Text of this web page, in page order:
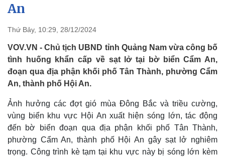
Quốc hội
An
Thứ Bảy, 10:29, 28/12/2024
VOV.VN - Chủ tịch UBND tỉnh Quảng Nam vừa công bố
tình huống khẩn cấp về sạt lở tại bờ biển Cẩm An,
đoạn qua địa phận khối phố Tân Thành, phường Cẩm
An, thành phố Hội An.
Ảnh hưởng các đợt gió mùa Đông Bắc và triều cường,
vùng biển khu vực Hội An xuất hiện sóng lớn, tác động
đến bờ biển đoạn qua địa phận khối phố Tân Thành,
phường Cẩm An, thành phố Hội An gây sạt lở nghiêm
trọng. Công trình kè tạm tại khu vực này bị sóng lớn kèm